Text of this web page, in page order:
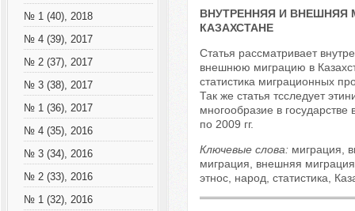
№ 1 (40), 2018
№ 4 (39), 2017
№ 2 (37), 2017
№ 3 (38), 2017
№ 1 (36), 2017
№ 4 (35), 2016
№ 3 (34), 2016
№ 2 (33), 2016
№ 1 (32), 2016
ВНУТРЕННЯЯ И ВНЕШНЯЯ
КАЗАХСТАНЕ
Cтатья рассматривает
внешнюю миграцию в
статистика миграционных
Так же статья тсследует
многообразие в государстве
по 2009 гг.
Ключевые слова:миграция,
миграция, внешняя
этнос, народ, статистика,